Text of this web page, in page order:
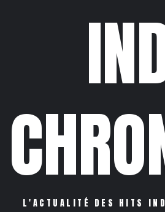
L'ACTUALITÉ DES HITS